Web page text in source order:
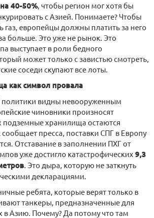
40-50%, чтобы регион мог хотя бы
с Азией. Понимаете? Чтобы
газ, европейцы должны платить за него
больше. Это уже не рынок. Это
выступает в роли бедного
может только с завистью смотреть,
соседи скупают все лоты.
как символ провала
политики видны невооруженным
чиновники произносят
подземные хранилища остаются
пресса, поставки СПГ в Европу
Отставание в заполнении ПХГ от
уже достигло катастрофических 9,3
. Это дыра, которую не заткнуть
декларациями.
ребята, которые верят только в
танкеры, предназначенные для
в Азию. Почему? Да потому что там